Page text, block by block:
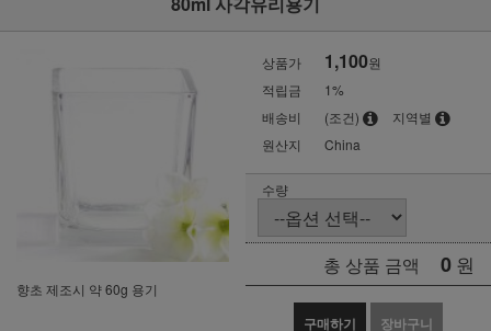
향초 제조시 약 60g 용기
상품가 1,100원
적립금
1%
배송비
(조건)
지역별
원산지
China
수량
총 상품 금액 0 원
구매하기 장바구니